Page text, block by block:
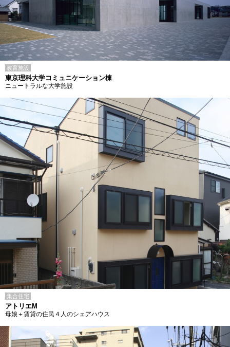
教育施設
東京理科大学コミュニケーション棟
ニュートラルな大学施設
集合住宅
アトリエM
母娘＋賃貸の住民４人のシェアハウス